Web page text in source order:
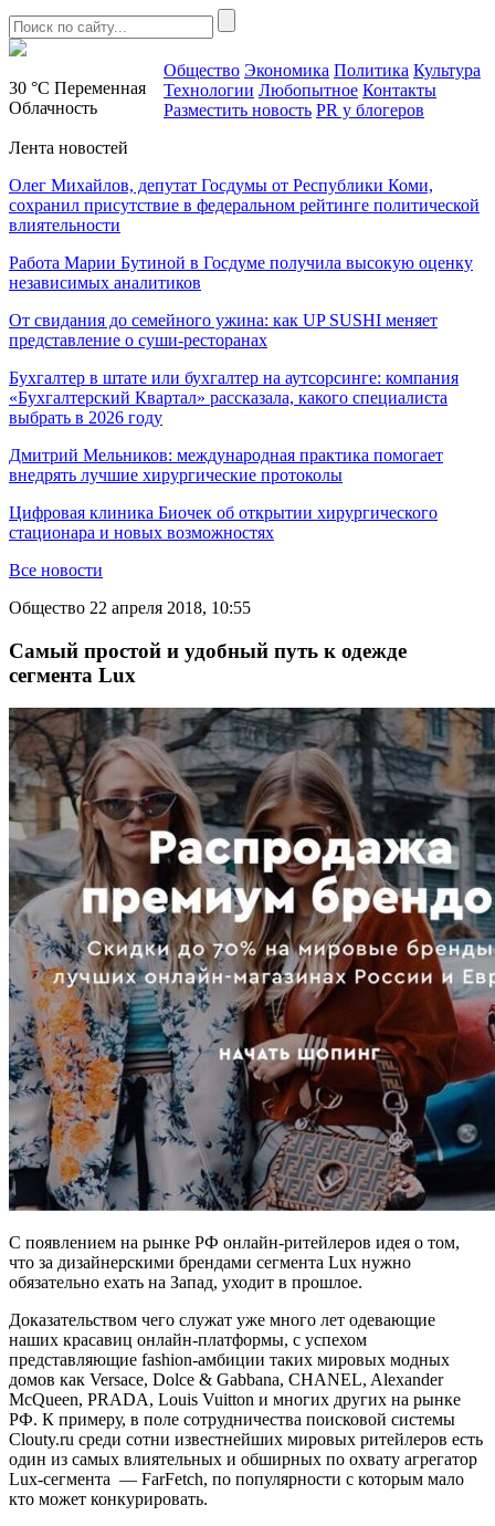
30 °C Переменная
Облачность
Общество Экономика Политика Культура
Технологии Любопытное Контакты
Разместить новость PR у блогеров
Лента новостей
Олег Михайлов, депутат Госдумы от Республики Коми,
сохранил присутствие в федеральном рейтинге политической
влиятельности
Работа Марии Бутиной в Госдуме получила высокую оценку
независимых аналитиков
От свидания до семейного ужина: как UP SUSHI меняет
представление о суши-ресторанах
Бухгалтер в штате или бухгалтер на аутсорсинге: компания
«Бухгалтерский Квартал» рассказала, какого специалиста
выбрать в 2026 году
Дмитрий Мельников: международная практика помогает
внедрять лучшие хирургические протоколы
Цифровая клиника Биочек об открытии хирургического
стационара и новых возможностях
Все новости
Общество 22 апреля 2018, 10:55
Самый простой и удобный путь к одежде
сегмента Lux
С появлением на рынке РФ онлайн-ритейлеров идея о том,
что за дизайнерскими брендами сегмента Lux нужно
обязательно ехать на Запад, уходит в прошлое.
Доказательством чего служат уже много лет одевающие
наших красавиц онлайн-платформы, с успехом
представляющие fashion-амбиции таких мировых модных
домов как Versace, Dolce & Gabbana, CHANEL, Alexander
McQueen, PRADA, Louis Vuitton и многих других на рынке
РФ. К примеру, в поле сотрудничества поисковой системы
Clouty.ru среди сотни известнейших мировых ритейлеров есть
один из самых влиятельных и обширных по охвату агрегатор
Lux-сегмента — FarFetch, по популярности с которым мало
кто может конкурировать.